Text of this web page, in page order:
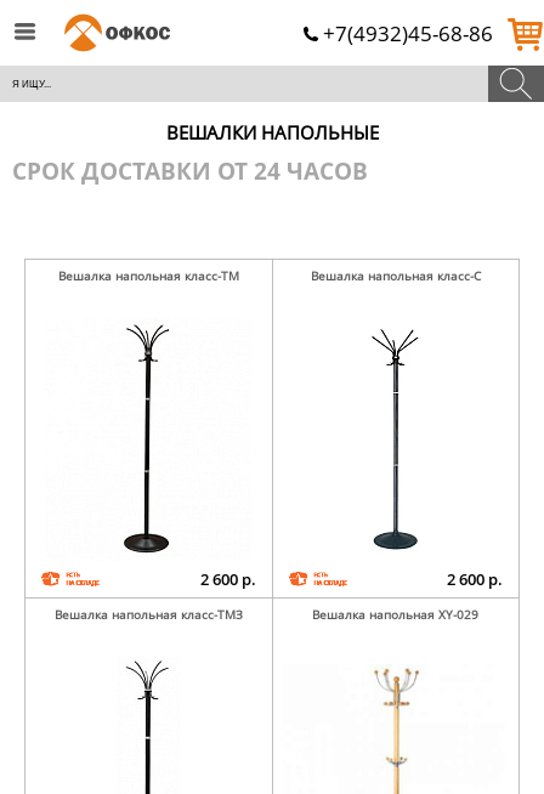
+7(4932)45-68-86
ВЕШАЛКИ НАПОЛЬНЫЕ
СРОК ДОСТАВКИ ОТ 24 ЧАСОВ
Вешалка напольная класс-ТМ
2 600 р.
Вешалка напольная класс-С
2 600 р.
Вешалка напольная класс-ТМЗ Вешалка напольная XY-029